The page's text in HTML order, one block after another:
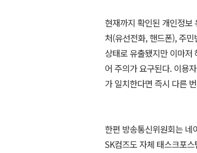
현재까지 확인된 개인정보
처(유선전화, 핸드폰), 주
상태로 유출됐지만 이마저
어 주의가 요구된다. 이용
가 일치한다면 즉시 다른
한편 방송통신위원회는 네
SK컴즈도 자체 태스크포